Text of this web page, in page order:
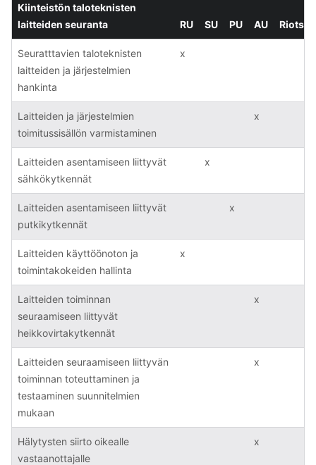
Kiinteistön taloteknisten
laitteiden seuranta
RU SU PU AU Riots
Seuratttavien taloteknisten
laitteiden ja järjestelmien
hankinta
x
Laitteiden ja järjestelmien
toimitussisällön varmistaminen
x
Laitteiden asentamiseen liittyvät
sähkökytkennät
x
Laitteiden asentamiseen liittyvät
putkikytkennät
x
Laitteiden käyttöönoton ja
toimintakokeiden hallinta
x
Laitteiden toiminnan
seuraamiseen liittyvät
heikkovirtakytkennät
x
Laitteiden seuraamiseen liittyvän
toiminnan toteuttaminen ja
testaaminen suunnitelmien
mukaan
x
Hälytysten siirto oikealle
vastaanottajalle
x